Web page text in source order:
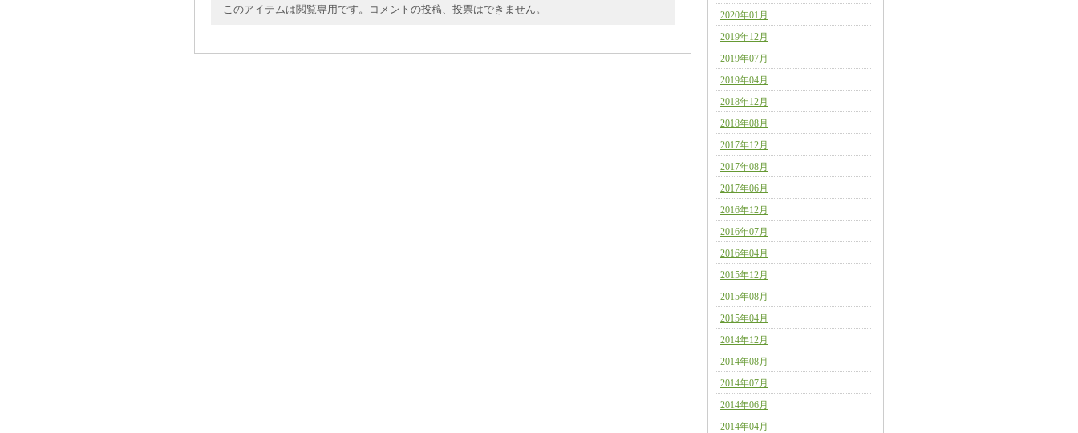
このアイテムは閲覧専用です。コメントの投稿、投票はできません。
2020年01月
2019年12月
2019年07月
2019年04月
2018年12月
2018年08月
2017年12月
2017年08月
2017年06月
2016年12月
2016年07月
2016年04月
2015年12月
2015年08月
2015年04月
2014年12月
2014年08月
2014年07月
2014年06月
2014年04月